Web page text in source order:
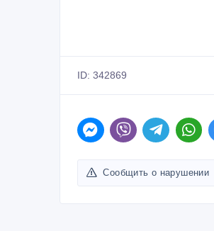
ID: 342869
Сообщить о нарушении